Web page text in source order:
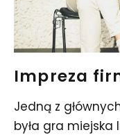
Impreza
Jedną z
była gra miejska